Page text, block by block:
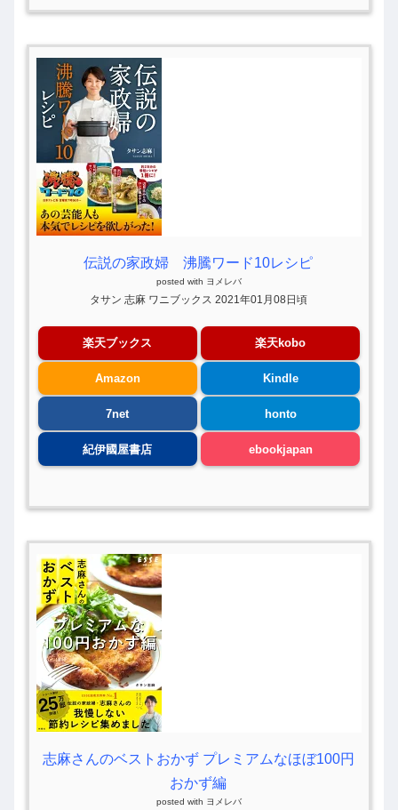
伝説の家政婦 沸騰ワード10レシピ
posted with ヨメレバ
タサン 志麻 ワニブックス 2021年01月08日頃
楽天ブックス 楽天kobo
Amazon Kindle
7net honto
紀伊國屋書店 ebookjapan
志麻さんのベストおかず プレミアムなほぼ100円
おかず編
posted with ヨメレバ